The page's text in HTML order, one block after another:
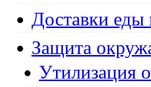
Доставки еды
Защита
Утилизация